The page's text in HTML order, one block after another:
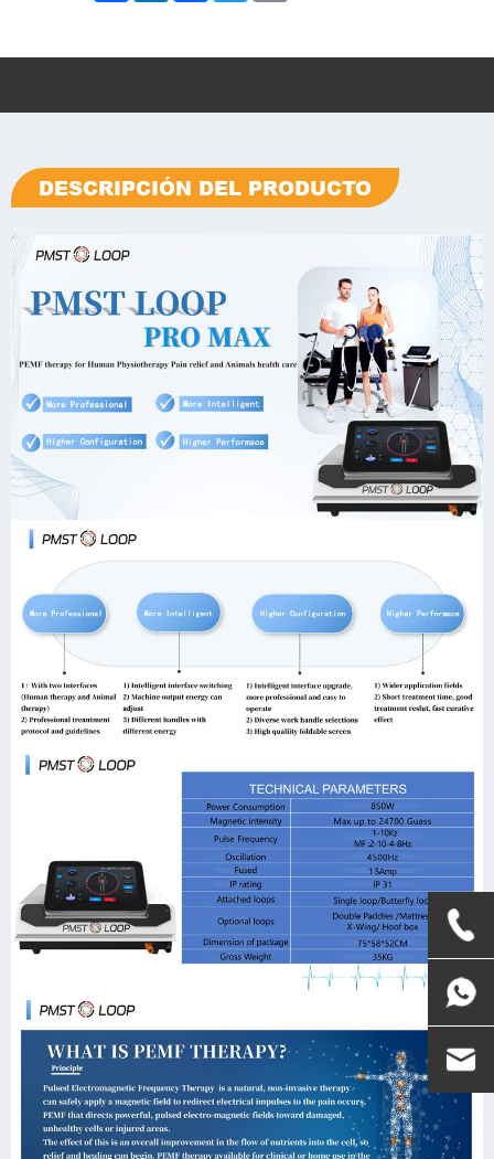
DESCRIPCIÓN DEL PRODUCTO